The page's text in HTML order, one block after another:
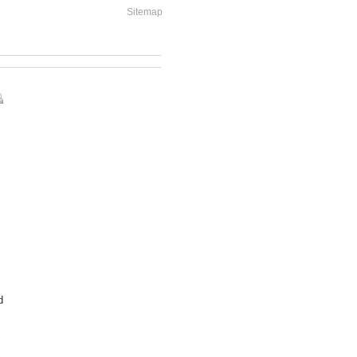
Sitemap